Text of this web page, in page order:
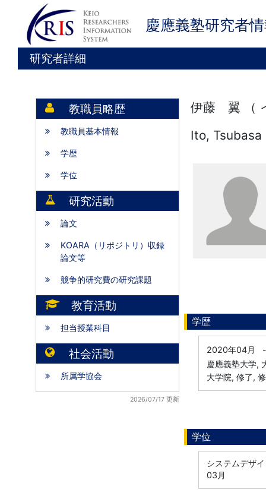
慶應義塾研究者
研究者詳細
教職員略歴
教職員基本情報
学歴
学位
研究活動
論文
KOARA（リポジトリ）収録
論文等
競争的研究費の研究課題
教育活動
担当授業科目
社会活動
所属学協会
2026/07/17 更新
伊藤 翼 （
Ito, Tsubasa
学歴
2020年04月
-
慶應義塾大学,
大学院, 修了,
学位
システムデザ
03月